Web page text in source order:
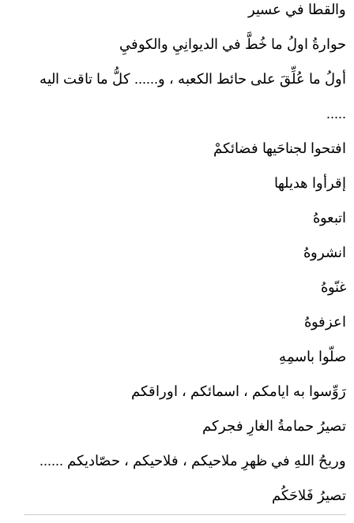
والقطا في عسير
حوارةُ اولُ ما خُطَّ في الديوانِيِ والكوفيِ
أولُ ما عُلِّقَ على حائط الكعبه ، و...... كلُّ ما تاقت اليه
.....
افتحوا لجناحَيها فضائكمْ
إقرأوا هديلها
اتبعوهُ
انشروهُ
غنّوهُ
اعزفوهُ
صلّوا باسمِهِ
رَوِّسوا به ايامكم ، اسمائكم ، اوراقكم
تصيرُ حمامةُ الغارِ فجركم
وريحُ اللهِ في ظهرِ ملاحيكم ، فلاحيكم ، حصّاديكم ......
تصيرُ فَلاحَكُم